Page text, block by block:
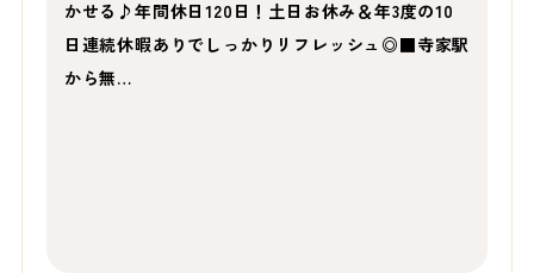
かせる♪年間休日120日！土日お休み＆年3度の10
日連続休暇ありでしっかりリフレッシュ◎■寺家駅
から無…